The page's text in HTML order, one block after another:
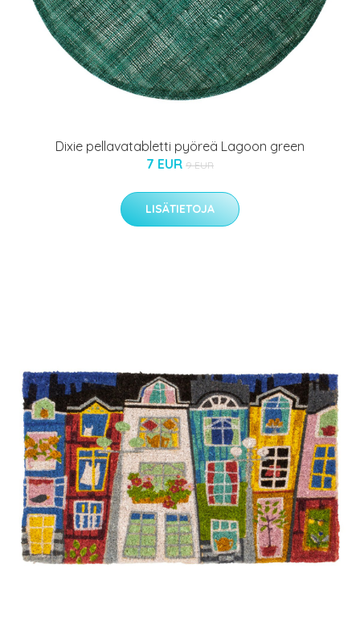
Dixie pellavatabletti pyöreä Lagoon green
7 EUR 9 EUR
LISÄTIETOJA